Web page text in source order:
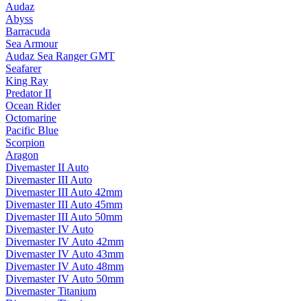
Audaz
Abyss
Barracuda
Sea Armour
Audaz Sea Ranger GMT
Seafarer
King Ray
Predator II
Ocean Rider
Octomarine
Pacific Blue
Scorpion
Aragon
Divemaster II Auto
Divemaster III Auto
Divemaster III Auto 42mm
Divemaster III Auto 45mm
Divemaster III Auto 50mm
Divemaster IV Auto
Divemaster IV Auto 42mm
Divemaster IV Auto 43mm
Divemaster IV Auto 48mm
Divemaster IV Auto 50mm
Divemaster Titanium